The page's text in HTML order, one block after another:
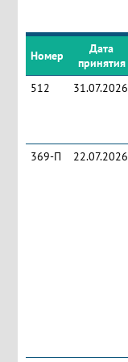
Номер
Дата
принятия
512 31.07.2026
369-П
22.07.2026